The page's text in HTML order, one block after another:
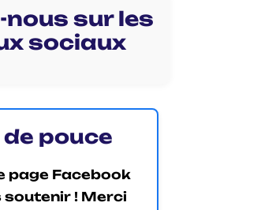
nous sur les
sociaux
de pouce
page Facebook
soutenir ! Merci